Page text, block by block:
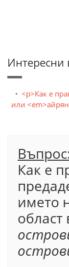
Интересни
<p>Как е
или
Как е
името